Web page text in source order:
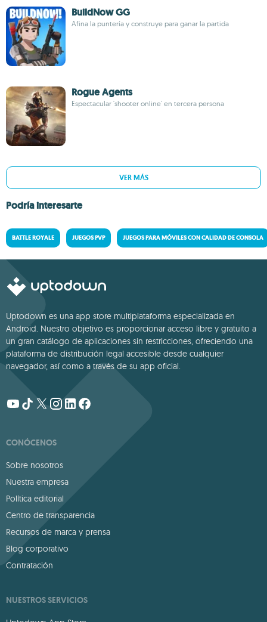
BuildNow GG
Afina la puntería y construye para ganar la partida
Rogue Agents
Espectacular 'shooter online' en tercera persona
VER MÁS
Podría interesarte
BATTLE ROYALE JUEGOS PVP JUEGOS PARA MÓVILES CON CALIDAD DE CONSOLA
Uptodown es una app store multiplataforma especializada en
Android. Nuestro objetivo es proporcionar acceso libre y gratuito a
un gran catálogo de aplicaciones sin restricciones, ofreciendo una
plataforma de distribución legal accesible desde cualquier
navegador, así como a través de su app oficial.
CONÓCENOS
Sobre nosotros
Nuestra empresa
Política editorial
Centro de transparencia
Recursos de marca y prensa
Blog corporativo
Contratación
NUESTROS SERVICIOS